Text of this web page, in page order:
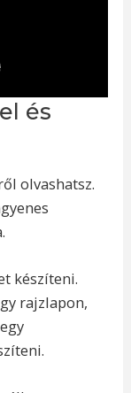
és
olvashatsz.
készíteni.
rajzlapon,